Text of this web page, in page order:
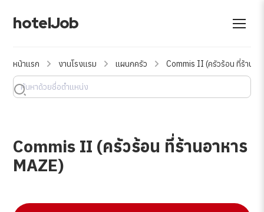
hotelJob
หน้าแรก งานโรงแรม แผนกครัว Commis II (ครัวร้อน ที่ร้านอา
Commis II (ครัวร้อน ที่ร้านอาหาร
MAZE)